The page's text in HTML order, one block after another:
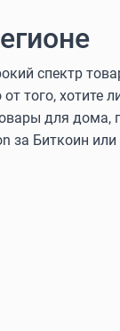
спектр
того, хотите
для дома,
за Биткоин